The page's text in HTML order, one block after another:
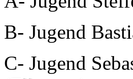
B- Jugend
C- Jugend